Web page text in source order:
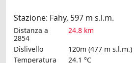
Stazione: Fahy, 597 m s.l.m.
Distanza a
2854
24.8 km
Dislivello
120m (477 m s.l.m.)
Temperatura
24.1 °C